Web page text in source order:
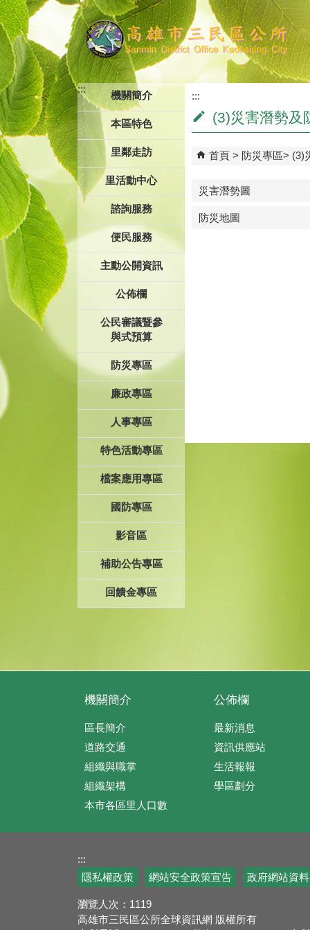
跳到主要內容區塊
:::
機關簡介
本區特色
里鄰走訪
里活動中心
諮詢服務
便民服務
主動公開資訊
公佈欄
公民審議暨參
與式預算
防災專區
廉政專區
人事專區
特色活動專區
檔案應用專區
國防專區
影音區
補助公告專區
回饋金專區
:::
(3)災害潛勢及
首頁 防災專區 (3)
災害潛勢圖
防災地圖
機關簡介
區長簡介
道路交通
組織與職掌
組織架構
本市各區里人口數
公佈欄
最新消息
資訊供應站
生活報報
學區劃分
:::
隱私權政策
網站安全政策宣告 政府網站資
瀏覽人次： 1119
高雄市三民區公所全球資訊網 版權所有